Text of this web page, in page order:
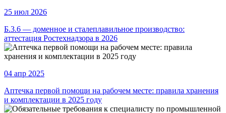
25 июл 2026
Б.3.6 — доменное и сталеплавильное производство:
аттестация Ростехнадзора в 2026
04 апр 2025
Аптечка первой помощи на рабочем месте: правила хранения
и комплектации в 2025 году